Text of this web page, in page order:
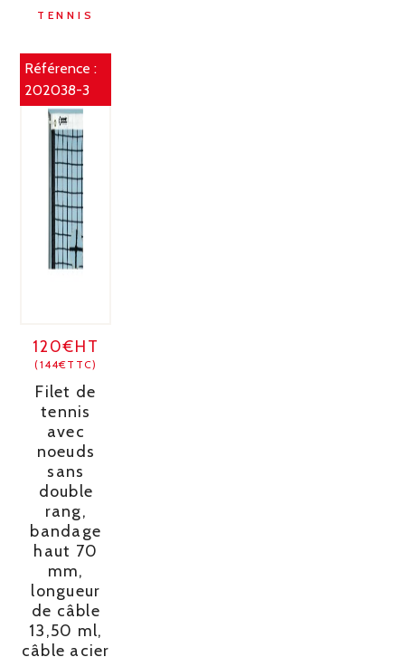
TENNIS
Référence :
202038-3
120€HT
(144€TTC)
Filet de
tennis
avec
noeuds
sans
double
rang,
bandage
haut 70
mm,
longueur
de câble
13,50 ml,
câble acier